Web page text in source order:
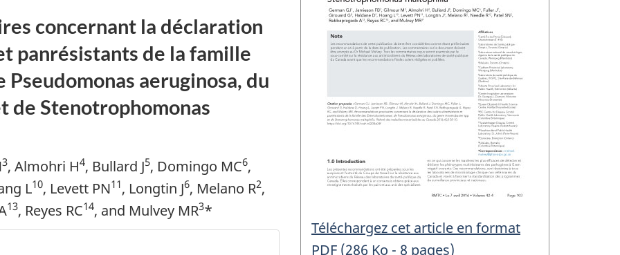
Téléchargez cet article en format
PDF (286 Ko - 8 pages)
concernant la déclaration
panrésistants de la famille
aeruginosa, du
de Stenotrophomonas
3, Almohri H4, Bullard J5, Domingo MC6,
L10, Levett PN11, Longtin J6, Melano R2,
13, Reyes RC14, and Mulvey MR3*